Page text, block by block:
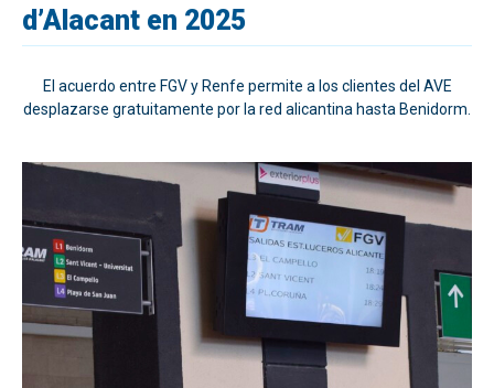
d’Alacant en 2025
El acuerdo entre FGV y Renfe permite a los clientes del AVE
desplazarse gratuitamente por la red alicantina hasta Benidorm.